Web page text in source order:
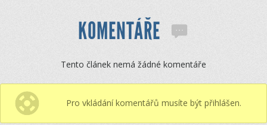
KOMENTÁŘE
Tento článek nemá žádné komentáře
Pro vkládání komentářů musíte být přihlášen.